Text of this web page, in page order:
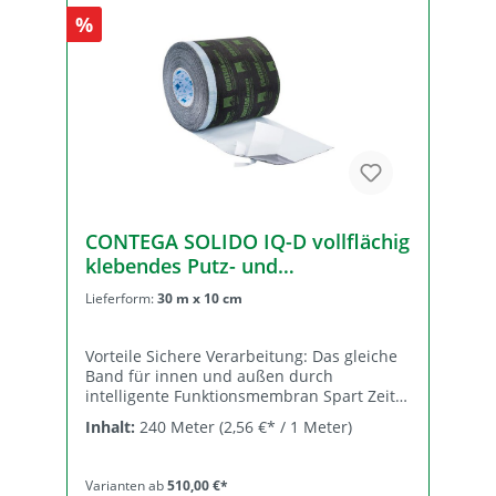
Funktionsmembran ist CONTEGA SOLIDO
IQ auch für den äußeren winddichten und
schlagregensicheren Anschluss geeignet.
20/70/60 mm 200 mm 20/100/80 mm
%
CONTEGA SOLIDO IQ-D vollflächig
klebendes Putz- und
Fensteranschlussband für innen
Lieferform:30 m x 10 cm
Vorteile Sichere Verarbeitung: Das gleiche
Band für innen und außen durch
intelligente Funktionsmembran Spart Zeit:
Fuge ist sofort luft- oder schlagregendicht
und die Verbindung ist belastbar Sicherer
haftet extrem auch auf mineralischen
Inhalt: 240 Meter (2,56 €* / 1 Meter)
Varianten ab510,00 €*